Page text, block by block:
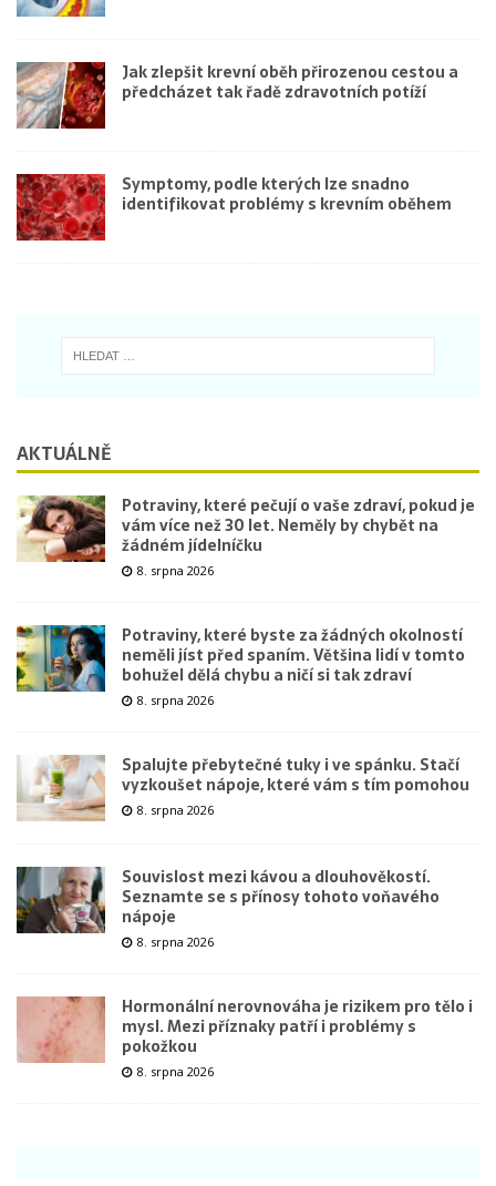
Jak zlepšit krevní oběh přirozenou cestou a
předcházet tak řadě zdravotních potíží
Symptomy, podle kterých lze snadno
identifikovat problémy s krevním oběhem
AKTUÁLNĚ
Potraviny, které pečují o vaše zdraví, pokud je
vám více než 30 let. Neměly by chybět na
žádném jídelníčku
8. srpna 2026
Potraviny, které byste za žádných okolností
neměli jíst před spaním. Většina lidí v tomto
bohužel dělá chybu a ničí si tak zdraví
8. srpna 2026
Spalujte přebytečné tuky i ve spánku. Stačí
vyzkoušet nápoje, které vám s tím pomohou
8. srpna 2026
Souvislost mezi kávou a dlouhověkostí.
Seznamte se s přínosy tohoto voňavého
nápoje
8. srpna 2026
Hormonální nerovnováha je rizikem pro tělo i
mysl. Mezi příznaky patří i problémy s
pokožkou
8. srpna 2026